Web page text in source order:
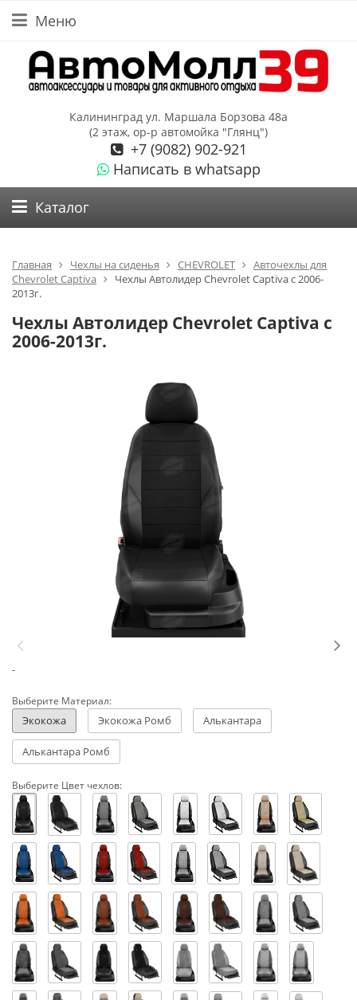
Меню
Калининград ул. Маршала Борзова 48а
(2 этаж, ор-р автомойка "Глянц")
+7 (9082) 902-921
Написать в whatsapp
Каталог
Главная Чехлы на сиденья CHEVROLET
Авточехлы для
Chevrolet Captiva
Чехлы Автолидер Chevrolet Captiva с 2006-
2013г.
Чехлы Автолидер Chevrolet Captiva с
2006-2013г.
-
Выберите Материал:
Экокожа Экокожа Ромб Алькантара
Алькантара Ромб
Выберите Цвет чехлов: